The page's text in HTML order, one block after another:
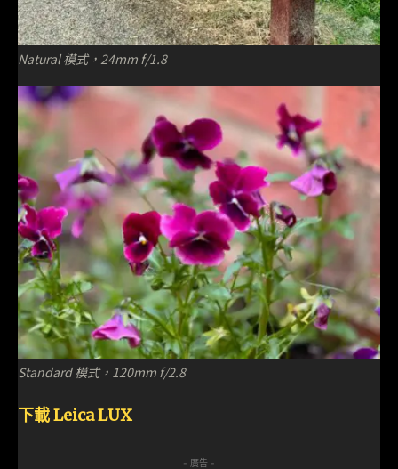
Natural 模式，24mm f/1.8
Standard 模式，120mm f/2.8
下載 Leica LUX
- 廣告 -